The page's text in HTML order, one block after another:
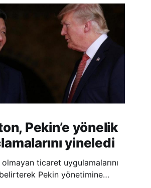
Pekin’e yönelik
yineledi
olmayan ticaret uygulamalarını
Pekin yönetimine